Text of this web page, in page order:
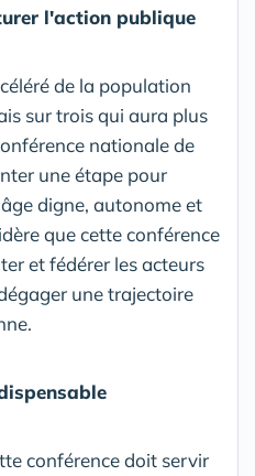
l'action publique
de la population
sur trois qui aura plus
nationale de
une étape pour
digne, autonome et
que cette conférence
et fédérer les acteurs
une trajectoire
conférence doit servir